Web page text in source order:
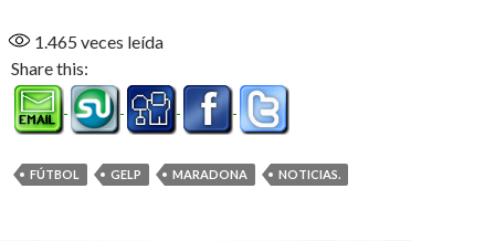
1.465 veces leída
Share this:
FÚTBOL GELP MARADONA NOTICIAS.